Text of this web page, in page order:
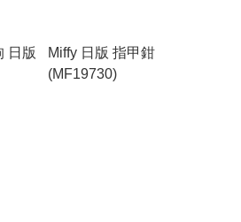
日版
Miffy 日版 指甲鉗
(MF19730)